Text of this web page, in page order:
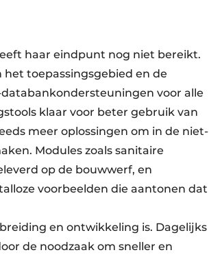
haar eindpunt nog niet bereikt.
toepassingsgebied en de
voor alle
klaar voor beter gebruik van
meer oplossingen om in de niet-
Modules zoals sanitaire
op de bouwwerf, en
voorbeelden die aantonen dat
en ontwikkeling is. Dagelijks
de noodzaak om sneller en